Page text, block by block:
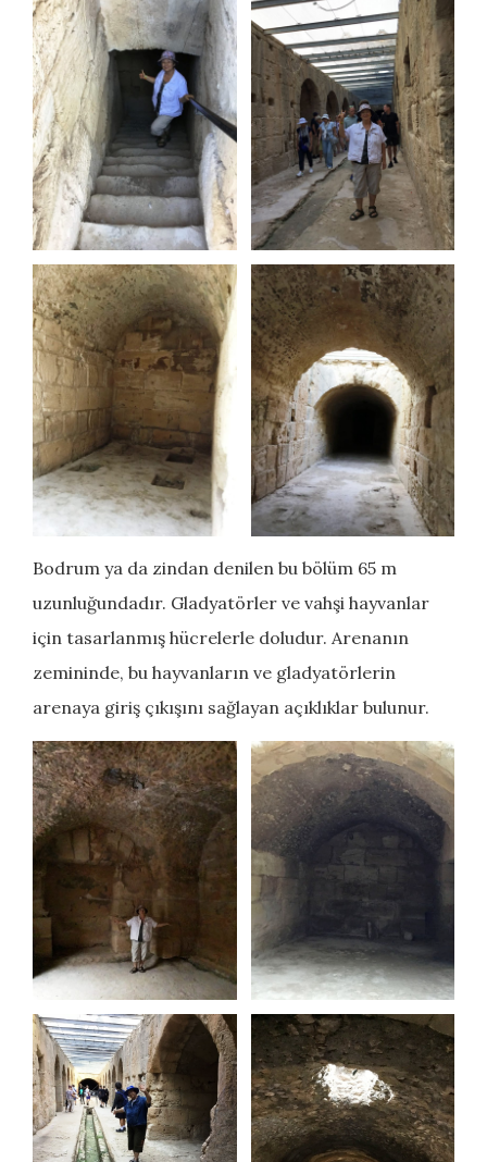
Bodrum ya da zindan denilen bu bölüm 65 m
uzunluğundadır. Gladyatörler ve vahşi hayvanlar
için tasarlanmış hücrelerle doludur. Arenanın
zemininde, bu hayvanların ve gladyatörlerin
arenaya giriş çıkışını sağlayan açıklıklar bulunur.